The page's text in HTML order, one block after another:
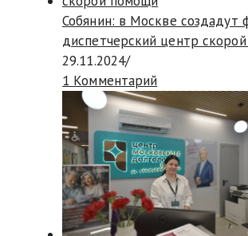
Собянин: в Москве создадут
диспетчерский центр
29.11.2024/
1 Комментарий